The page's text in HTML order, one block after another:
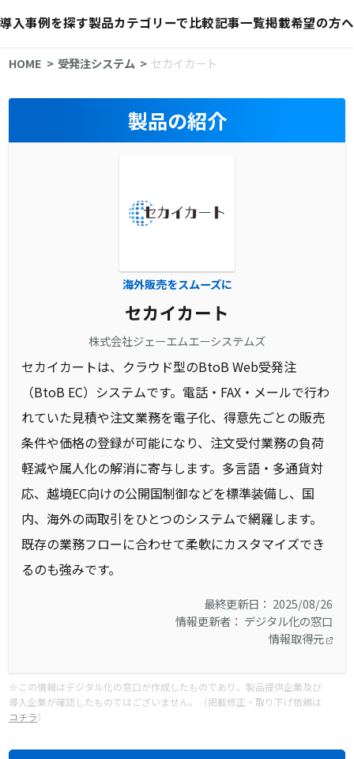
導入事例を探す製品カテゴリーで比較記事一覧掲載希望の方へ
HOME 受発注システム セカイカート
製品の紹介
海外販売をスムーズに
セカイカート
株式会社ジェーエムエーシステムズ
セカイカートは、クラウド型のBtoB Web受発注
（BtoB EC）システムです。電話・FAX・メールで行わ
れていた見積や注文業務を電子化、得意先ごとの販売
条件や価格の登録が可能になり、注文受付業務の負荷
軽減や属人化の解消に寄与します。​多言語・多通貨対
応、越境EC向けの公開国制御などを標準装備し、国
内、海外の両取引をひとつのシステムで網羅します。
既存の業務フローに合わせて柔軟にカスタマイズでき
るのも強みです。
最終更新日： 2025/08/26
情報更新者： デジタル化の窓口
情報取得元
※この情報はデジタル化の窓口が作成したものであり、製品提供企業及び
導入企業が確認したものではございません。（掲載修正・取り下げ依頼は
コチラ）